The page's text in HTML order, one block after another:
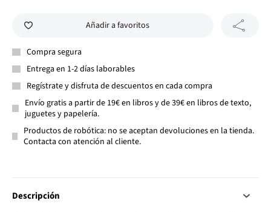
Añadir a favoritos
Compra segura
Entrega en 1-2 días laborables
Regístrate y disfruta de descuentos en cada compra
Envío gratis a partir de 19€ en libros y de 39€ en libros de texto,
juguetes y papelería.
Productos de robótica: no se aceptan devoluciones en la tienda.
Contacta con atención al cliente.
Descripción